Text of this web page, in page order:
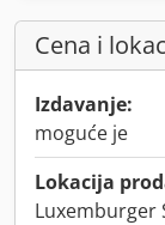
Cena i
Izdavanje:
moguće je
Lokacija
Luxemburger